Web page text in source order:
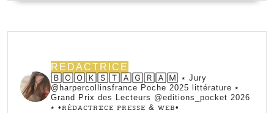
REDACTRICE
🄱🄾🄾🄺🅂🅃🄰🄶🅁🄰🄼 ⭑ Jury
@harpercollinsfrance Poche 2025 littérature ⭑
Grand Prix des Lecteurs @editions_pocket 2026
⭑ •ꭱꭼ́ꭰꭺꮯꭲꭱꮖꮯꭼ ꮲꭱꭼꮪꮪꭼ & ꮃꭼᏼ•